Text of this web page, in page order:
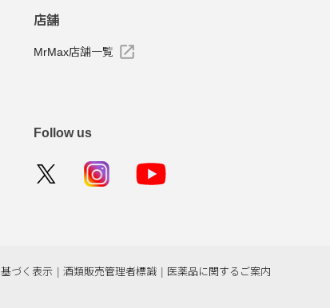
店舗
MrMax店舗一覧
Follow us
づく表示 酒類販売管理者標識
医薬品に関するご案内